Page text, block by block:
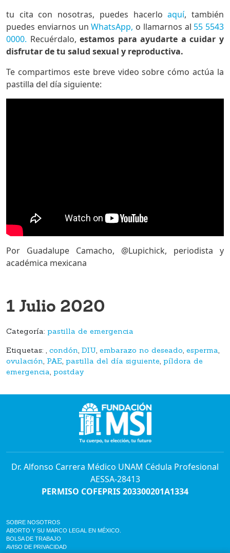
tu cita con nosotras, puedes hacerloaquí, también
puedes enviarnos unWhatsApp, o llamarnos al 55 5543
0000. Recuérdalo,estamos para ayudarte a cuidar y
disfrutar de tu salud sexual y reproductiva.
Te compartimos este breve video sobre cómo actúa la
pastilla del día siguiente:
Por Guadalupe Camacho, @Lupichick, periodista y
académica mexicana
1 Julio 2020
Categoría: pastilla de emergencia
Etiquetas: , condón, DIU, embarazo no deseado, esperma,
ovulación, PAE, pastilla del día siguiente, píldora de
emergencia, postday
Dr. Alfonso Carrera Médico UNAM Cédula Profesional
AESSA-28413
PERMISO COFEPRIS 203300201A1334
SOBRE NOSOTROS
ABORTO Y SU MARCO LEGAL EN MÉXICO.
BOLSA DE TRABAJO
AVISO DE PRIVACIDAD